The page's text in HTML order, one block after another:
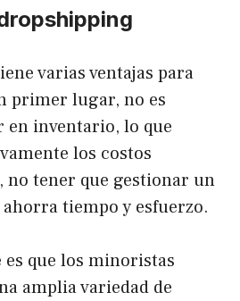
varias ventajas para
primer lugar, no es
inventario, lo que
los costos
no tener que gestionar un
tiempo y esfuerzo.
es que los minoristas
amplia variedad de